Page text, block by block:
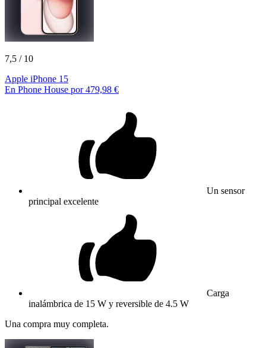
7,5 / 10
Apple iPhone 15
En Phone House por 479,98 €
Un sensor
principal excelente
Carga
inalámbrica de 15 W y reversible de 4.5 W
Una compra muy completa.